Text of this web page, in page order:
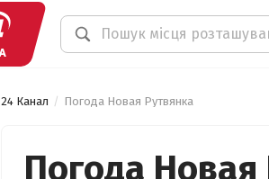
24 Канал Погода Новая Рутвянка
Погода Новая